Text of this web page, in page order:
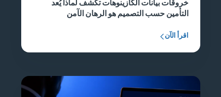
خروقات بيانات الكازينوهات تكشف لماذا يُعد
التأمين حسب التصميم هو الرهان الآمن
اقرأ الآن